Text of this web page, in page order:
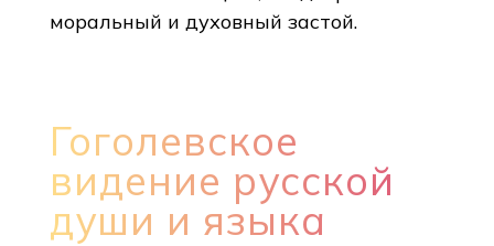
моральный и духовный застой.
Гоголевское
видение русской
души и языка